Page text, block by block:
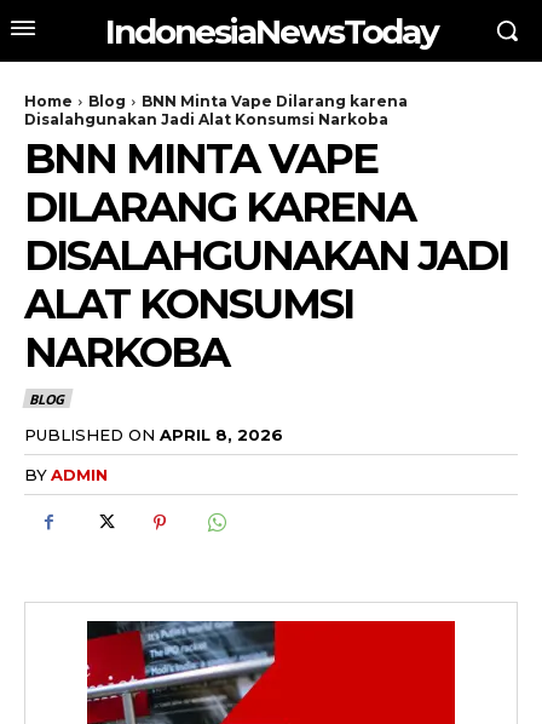
IndonesiaNewsToday
Home Blog
BNN Minta Vape Dilarang karena
Disalahgunakan Jadi Alat Konsumsi Narkoba
BNN MINTA VAPE
DILARANG KARENA
DISALAHGUNAKAN JADI
ALAT KONSUMSI
NARKOBA
BLOG
PUBLISHED ON APRIL 8, 2026
BYADMIN